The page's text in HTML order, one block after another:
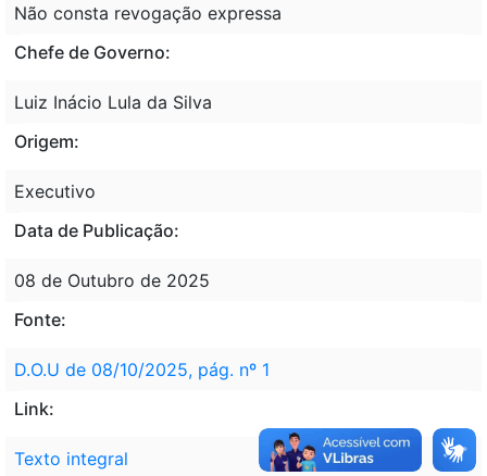
Não consta revogação expressa
Chefe de Governo:
Luiz Inácio Lula da Silva
Origem:
Executivo
Data de Publicação:
08 de Outubro de 2025
Fonte:
D.O.U de 08/10/2025, pág. nº 1
Link:
Texto integral